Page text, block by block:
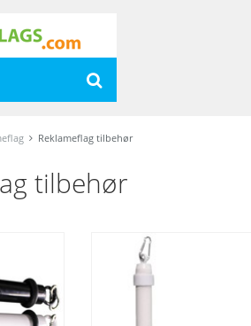
Reklameflag tilbehør
tilbehør